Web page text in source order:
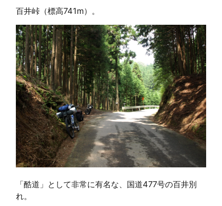
百井峠（標高741m）。
「酷道」として非常に有名な、国道477号の百井別
れ。